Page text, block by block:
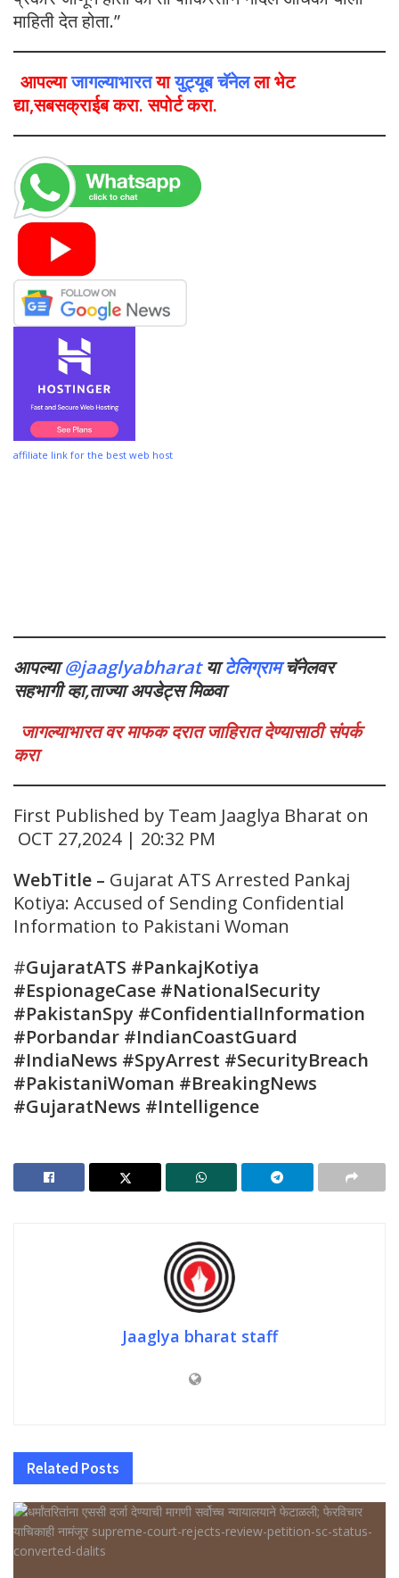
माहिती देत होता.”
आपल्याजागल्याभारतयायुट्यूब चॅनेलला भेट
द्या,सबसक्राईब करा. सपोर्ट करा.
affiliate link for the best web host
आपल्या@jaaglyabharatयाटेलिग्रामचॅनेलवर
सहभागी व्हा,ताज्या अपडेट्स मिळवा
जागल्याभारत वर माफक दरात जाहिरात देण्यासाठी संपर्क
करा
First Published by Team Jaaglya Bharat on
OCT 27,2024 | 20:32 PM
WebTitle – Gujarat ATS Arrested Pankaj
Kotiya: Accused of Sending Confidential
Information to Pakistani Woman
#GujaratATS #PankajKotiya
#EspionageCase #NationalSecurity
#PakistanSpy #ConfidentialInformation
#Porbandar #IndianCoastGuard
#IndiaNews #SpyArrest #SecurityBreach
#PakistaniWoman #BreakingNews
#GujaratNews #Intelligence
Jaaglya bharat staff
Related Posts